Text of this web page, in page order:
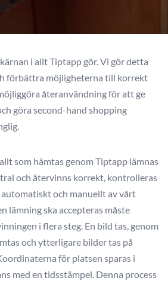
i allt Tiptapp gör. Vi gör detta
förbättra möjligheterna till korrekt
återanvändning för att ge
göra second-hand shopping
som hämtas genom Tiptapp lämnas
och återvinns korrekt, kontrolleras
och manuellt av vårt
lämning ska accepteras måste
i flera steg. En bild tas, genom
och ytterligare bilder tas på
för platsen sparas i
med en tidsstämpel. Denna process